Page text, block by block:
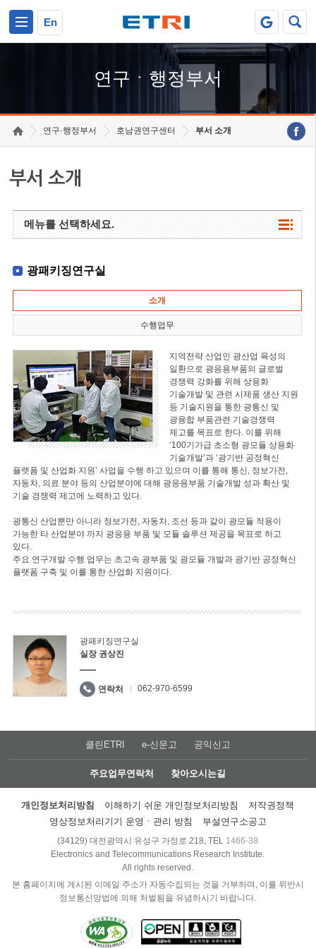
En
연구ㆍ행정부서
연구·행정부서 호남권연구센터 부서 소개
부서 소개
메뉴를 선택하세요.
광패키징연구실
소개
수행업무
지역전략 산업인 광산업 육성의
일환으로 광응용부품의 글로벌
경쟁력 강화를 위해 상용화
기술개발 및 관련 시제품 생산 지원
등 기술지원을 통한 광통신 및
광융합 부품관련 기술경쟁력
제고를 목표로 한다. 이를 위해
‘100기가급 초소형 광모듈 상용화
기술개발’과 ‘광기반 공정혁신
플랫폼 및 산업화 지원’ 사업을 수행 하고 있으며 이를 통해 통신, 정보가전,
자동차, 의료 분야 등의 산업분야에 대해 광응용부품 기술개발 성과 확산 및
기술 경쟁력 제고에 노력하고 있다.
광통신 산업뿐만 아니라 정보가전, 자동차, 조선 등과 같이 광모듈 적용이
가능한 타 산업분야 까지 광응용 부품 및 모듈 솔루션 제공을 목표로 하고
있다.
주요 연구개발 수행 업무는 초고속 광부품 및 광모듈 개발과 광기반 공정혁신
플랫폼 구축 및 이를 통한 산업화 지원이다.
광패키징연구실
실장 권상진
연락처 062-970-6599
클린ETRI e-신문고 공익신고
주요업무연락처 찾아오시는길
개인정보처리방침 이해하기 쉬운 개인정보처리방침
저작권정책
영상정보처리기기 운영ㆍ관리 방침
부설연구소공고
(34129) 대전광역시 유성구 가정로 218, TEL 1466-38
Electronics and Telecommunications Research Institute.
All rights reserved.
본 홈페이지에 게시된 이메일 주소가 자동수집되는 것을 거부하며, 이를 위반시
정보통신망법에 의해 처벌됨을 유념하시기 바랍니다.